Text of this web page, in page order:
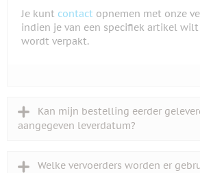
Je kunt contact opnemen met onze
indien je van een specifiek artikel
wordt verpakt.
Kan mijn bestelling eerder
aangegeven leverdatum?
Welke vervoerders worden er